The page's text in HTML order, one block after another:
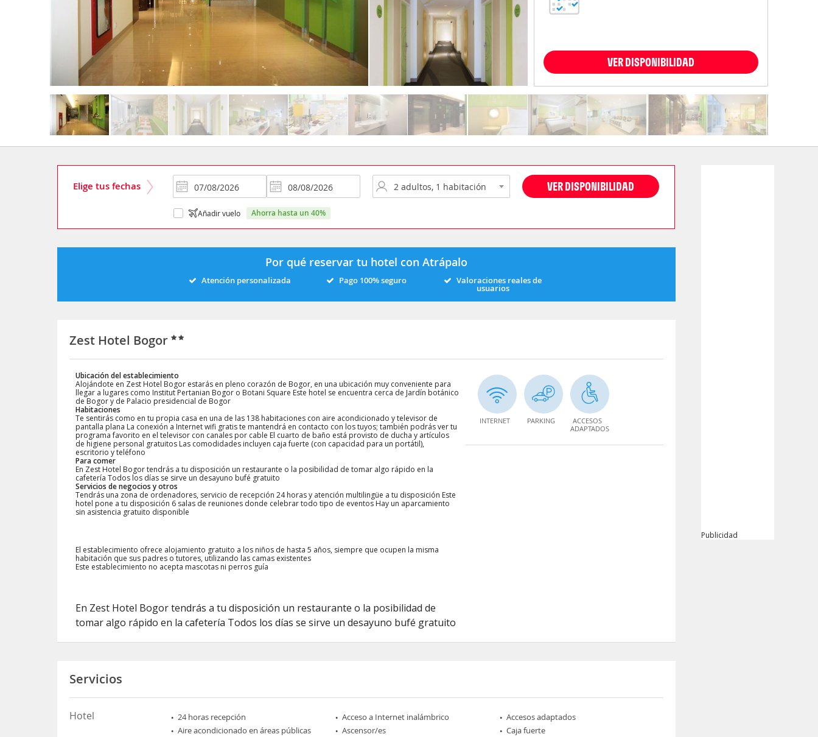
VER DISPONIBILIDAD
Elige tus fechas VER DISPONIBILIDAD
Añadir vuelo ahorra hasta un 40%
Por qué reservar tu hotel con Atrápalo
Atención personalizada Pago 100% seguro Valoraciones reales de
usuarios
Zest Hotel Bogor
Ubicación del establecimiento
Alojándote en Zest Hotel Bogor estarás en pleno corazón de Bogor, en una ubicación muy conveniente para
llegar a lugares como Institut Pertanian Bogor o Botani Square Este hotel se encuentra cerca de Jardín botánico
de Bogor y de Palacio presidencial de Bogor
Habitaciones
Te sentirás como en tu propia casa en una de las 138 habitaciones con aire acondicionado y televisor de
pantalla plana La conexión a Internet wifi gratis te mantendrá en contacto con los tuyos; también podrás ver tu
programa favorito en el televisor con canales por cable El cuarto de baño está provisto de ducha y artículos
de higiene personal gratuitos Las comodidades incluyen caja fuerte (con capacidad para un portátil),
escritorio y teléfono
Para comer
En Zest Hotel Bogor tendrás a tu disposición un restaurante o la posibilidad de tomar algo rápido en la
cafetería Todos los días se sirve un desayuno bufé gratuito
Servicios de negocios y otros
Tendrás una zona de ordenadores, servicio de recepción 24 horas y atención multilingüe a tu disposición Este
hotel pone a tu disposición 6 salas de reuniones donde celebrar todo tipo de eventos Hay un aparcamiento
sin asistencia gratuito disponible
El establecimiento ofrece alojamiento gratuito a los niños de hasta 5 años, siempre que ocupen la misma
habitación que sus padres o tutores, utilizando las camas existentes
Este establecimiento no acepta mascotas ni perros guía
En Zest Hotel Bogor tendrás a tu disposición un restaurante o la posibilidad de
tomar algo rápido en la cafetería Todos los días se sirve un desayuno bufé gratuito
INTERNET PARKING
ACCESOS
ADAPTADOS
Servicios
Hotel 24 horas recepción Acceso a Internet inalámbrico
Accesos adaptados
Aire acondicionado en áreas públicas
Ascensor/es
Caja fuerte
Publicidad